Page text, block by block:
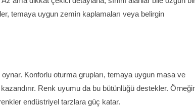
temaya uygun zemin kaplamaları veya belirgin
Konforlu oturma grupları, temaya uygun masa ve
Renk uyumu da bu bütünlüğü destekler.
endüstriyel tarzlara güç katar.